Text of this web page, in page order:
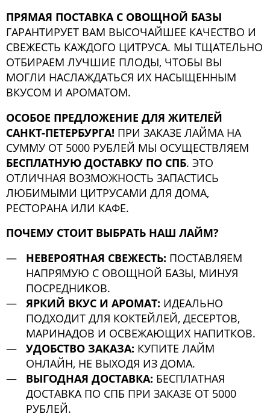
ПРЯМАЯ ПОСТАВКА С ОВОЩНОЙ БАЗЫ
ГАРАНТИРУЕТ ВАМ ВЫСОЧАЙШЕЕ КАЧЕСТВО И
СВЕЖЕСТЬ КАЖДОГО ЦИТРУСА. МЫ ТЩАТЕЛЬНО
ОТБИРАЕМ ЛУЧШИЕ ПЛОДЫ, ЧТОБЫ ВЫ
МОГЛИ НАСЛАЖДАТЬСЯ ИХ НАСЫЩЕННЫМ
ВКУСОМ И АРОМАТОМ.
ОСОБОЕ ПРЕДЛОЖЕНИЕ ДЛЯ ЖИТЕЛЕЙ
САНКТ-ПЕТЕРБУРГА! ПРИ ЗАКАЗЕ ЛАЙМА НА
СУММУ ОТ 5000 РУБЛЕЙ МЫ ОСУЩЕСТВЛЯЕМ
БЕСПЛАТНУЮ ДОСТАВКУ ПО СПБ. ЭТО
ОТЛИЧНАЯ ВОЗМОЖНОСТЬ ЗАПАСТИСЬ
ЛЮБИМЫМИ ЦИТРУСАМИ ДЛЯ ДОМА,
РЕСТОРАНА ИЛИ КАФЕ.
ПОЧЕМУ СТОИТ ВЫБРАТЬ НАШ ЛАЙМ?
НЕВЕРОЯТНАЯ СВЕЖЕСТЬ: ПОСТАВЛЯЕМ
НАПРЯМУЮ С ОВОЩНОЙ БАЗЫ, МИНУЯ
ПОСРЕДНИКОВ.
ЯРКИЙ ВКУС И АРОМАТ: ИДЕАЛЬНО
ПОДХОДИТ ДЛЯ КОКТЕЙЛЕЙ, ДЕСЕРТОВ,
МАРИНАДОВ И ОСВЕЖАЮЩИХ НАПИТКОВ.
УДОБСТВО ЗАКАЗА: КУПИТЕ ЛАЙМ
ОНЛАЙН, НЕ ВЫХОДЯ ИЗ ДОМА.
ВЫГОДНАЯ ДОСТАВКА: БЕСПЛАТНАЯ
ДОСТАВКА ПО СПБ ПРИ ЗАКАЗЕ ОТ 5000
РУБЛЕЙ.